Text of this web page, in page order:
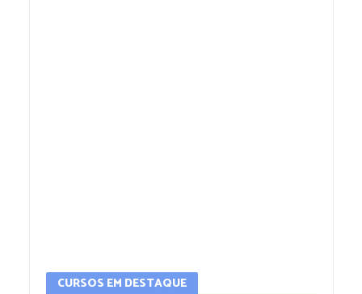
CURSOS EM DESTAQUE